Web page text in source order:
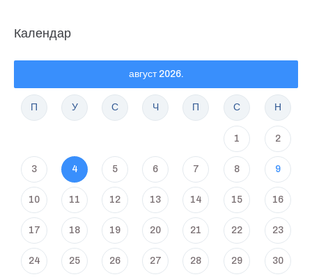
Календар
август 2026.
П У С Ч П С Н
1 2
3 4 5 6 7 8 9
10 11 12 13 14 15 16
17 18 19 20 21 22 23
24 25 26 27 28 29 30